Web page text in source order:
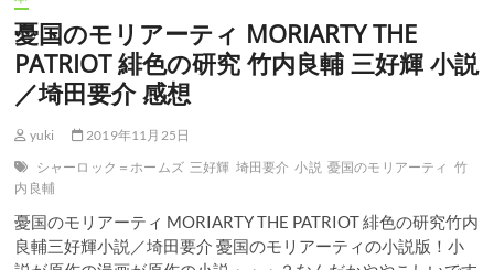
介
感
想
憂国のモリアーティ MORIARTY THE
PATRIOT 緋色の研究 竹内良輔 三好輝 小説
／埼田要介 感想
yuki
2019年11月25日
シャーロック＝ホームズ 三好輝 埼田要介 小説 憂国のモリアーティ 竹
内良輔
憂国のモリアーティ MORIARTY THE PATRIOT 緋色の研究竹内
良輔三好輝小説／埼田要介 憂国のモリアーティの小説版！小